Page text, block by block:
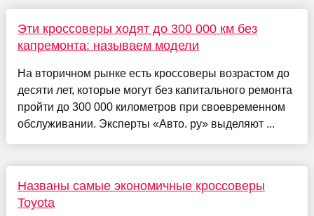
Эти кроссоверы ходят до 300 000 км без
капремонта: называем модели
На вторичном рынке есть кроссоверы возрастом до
десяти лет, которые могут без капитального ремонта
пройти до 300 000 километров при своевременном
обслуживании. Эксперты «Авто. ру» выделяют ...
Названы самые экономичные кроссоверы
Toyota